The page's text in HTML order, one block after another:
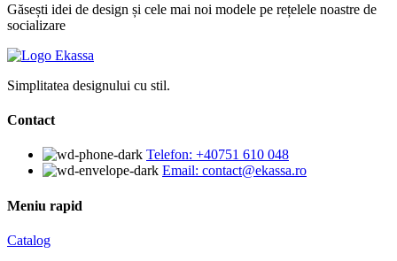
Găsești idei de design și cele mai noi modele pe rețelele noastre de
socializare
Simplitatea designului cu stil.
Contact
Telefon: +40751 610 048
Email: contact@ekassa.ro
Meniu rapid
Catalog